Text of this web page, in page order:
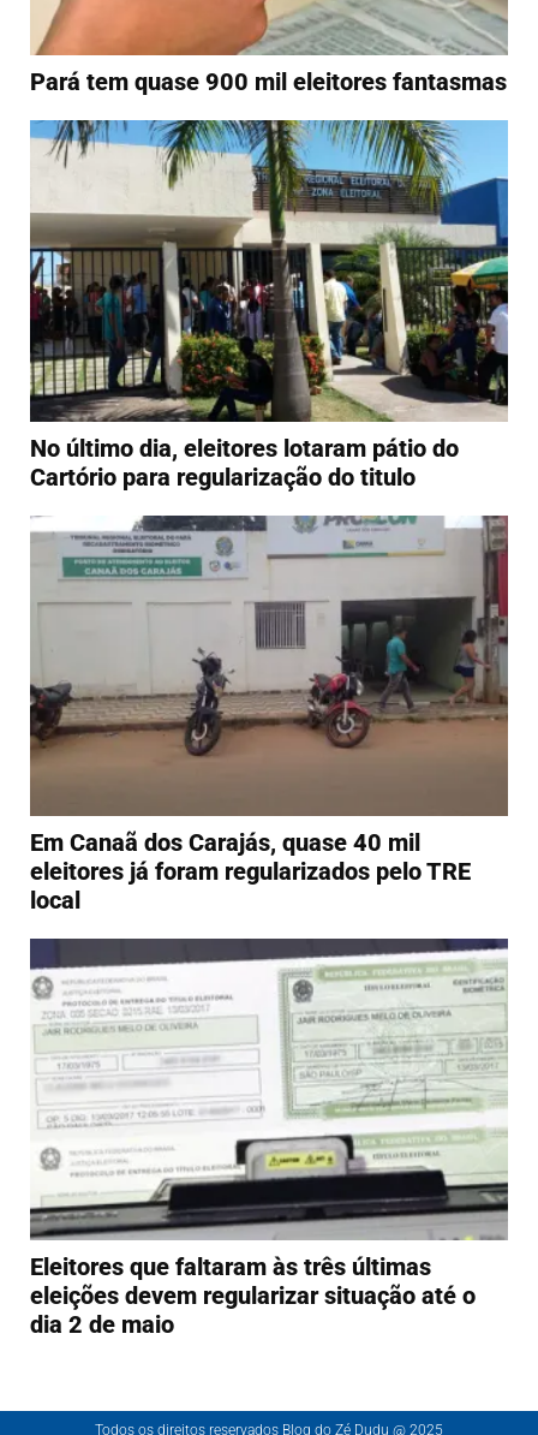
Pará tem quase 900 mil eleitores fantasmas
No último dia, eleitores lotaram pátio do
Cartório para regularização do titulo
Em Canaã dos Carajás, quase 40 mil
eleitores já foram regularizados pelo TRE
local
Eleitores que faltaram às três últimas
eleições devem regularizar situação até o
dia 2 de maio
Todos os direitos reservados Blog do Zé Dudu @ 2025